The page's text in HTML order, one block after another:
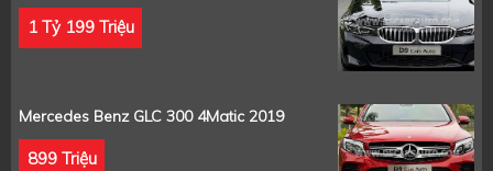
1 Tỷ 199 Triệu
Mercedes Benz GLC 300 4Matic 2019
899 Triệu